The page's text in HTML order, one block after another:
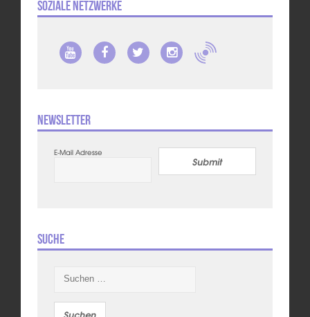
Soziale Netzwerke
Newsletter
E-Mail Adresse
Submit
Suche
nach: